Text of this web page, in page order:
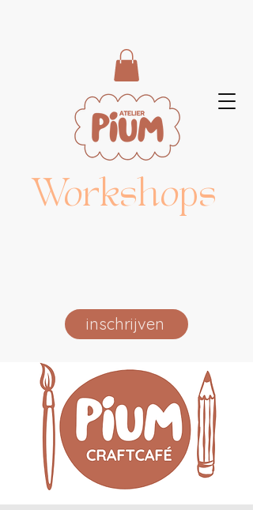
inschrijven
Workshops